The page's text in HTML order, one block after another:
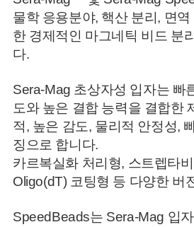
물학 응용분야, 핵산 분리, 면
한 경제적인 마그네틱 비드 분
다.
Sera-Mag 초상자성 입자는 빠
도와 높은 결합 능력을 결합한
적, 높은 감도, 물리적 안정성,
징으로 합니다.
카르복실화 처리형, 스트렙타
Oligo(dT) 코팅형 등 다양한 버
SpeedBeads는 Sera-Mag 입